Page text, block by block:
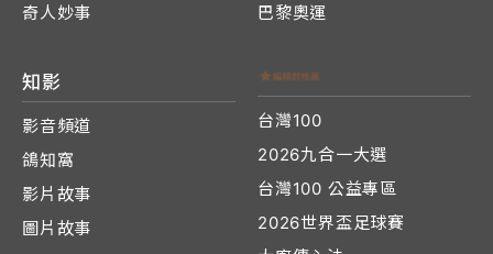
奇人妙事
巴黎奧運
知影
影音頻道
鴿知窩
影片故事
圖片故事
台灣100
2026九合一大選
台灣100 公益專區
2026世界盃足球賽